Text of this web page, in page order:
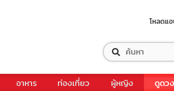
โหลดแ
อาหาร ท่องเที่ยว ผู้หญิง ดูดวง